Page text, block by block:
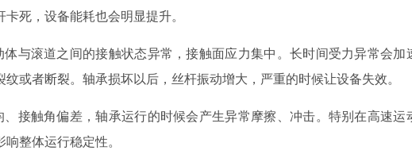
死，设备能耗也会明显提升。
与滚道之间的接触状态异常，接触面应力集中。长时间受力异常会加
或者断裂。轴承损坏以后，丝杆振动增大，严重的时候让设备失效。
接触角偏差，轴承运行的时候会产生异常摩擦、冲击。特别在高速运
整体运行稳定性。